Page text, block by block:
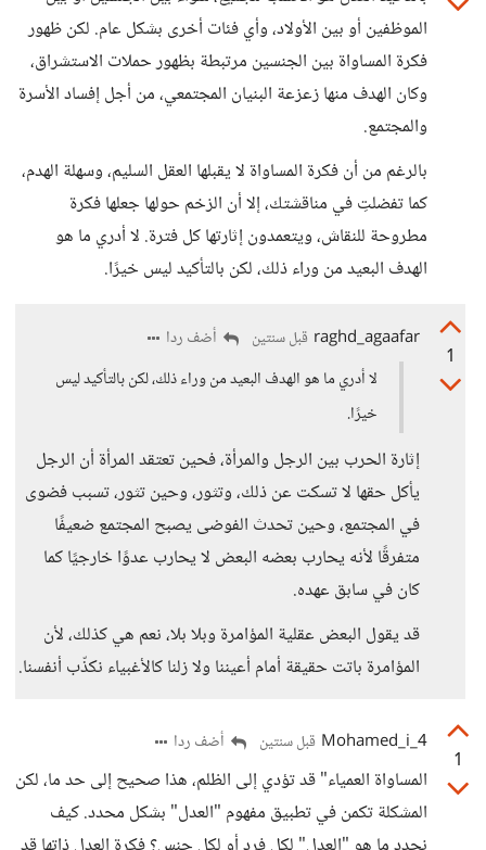
الموظفين أو بين الأولاد، وأي فئات أخرى بشكل عام. لكن ظهور
فكرة المساواة بين الجنسين مرتبطة بظهور حملات الاستشراق،
وكان الهدف منها زعزعة البنيان المجتمعي، من أجل إفساد الأسرة
والمجتمع.
بالرغم من أن فكرة المساواة لا يقبلها العقل السليم، وسهلة الهدم،
كما تفضلتِ في مناقشتك، إلا أن الزخم حولها جعلها فكرة
مطروحة للنقاش، ويتعمدون إثارتها كل فترة. لا أدري ما هو
الهدف البعيد من وراء ذلك، لكن بالتأكيد ليس خيرًا.
1
raghd_agaafar قبل سنتين
أضف ردا
لا أدري ما هو الهدف البعيد من وراء ذلك، لكن بالتأكيد ليس
خيرًا.
إثارة الحرب بين الرجل والمرأة، فحين تعتقد المرأة أن الرجل
يأكل حقها لا تسكت عن ذلك، وتثور، وحين تثور، تسبب فضوى
في المجتمع، وحين تحدث الفوضى يصبح المجتمع ضعيفًا
متفرقًا لأنه يحارب بعضه البعض لا يحارب عدوًا خارجيًا كما
كان في سابق عهده.
قد يقول البعض عقلية المؤامرة وبلا بلا، نعم هي كذلك، لأن
المؤامرة باتت حقيقة أمام أعيننا ولا زلنا كالأغبياء نكذّب أنفسنا.
1
Mohamed_i_4 قبل سنتين أضف ردا
المساواة العمياء" قد تؤدي إلى الظلم، هذا صحيح إلى حد ما، لكن
المشكلة تكمن في تطبيق مفهوم "العدل" بشكل محدد. كيف